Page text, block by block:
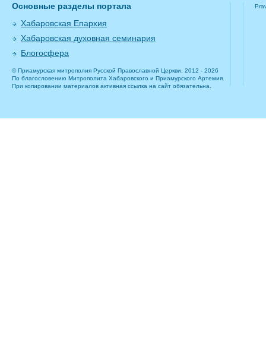
Основные разделы портала
Хабаровская Епархия
Хабаровская духовная семинария
Блогосфера
© Приамурская митрополия Русской Православной Церкви, 2012 - 2026
По благословению Митрополита Хабаровского и Приамурского Артемия.
При копировании материалов активная ссылка на сайт обязательна.